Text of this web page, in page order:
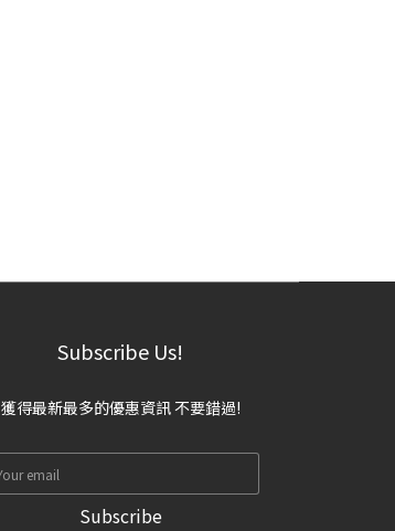
Subscribe Us!
獲得最新最多的優惠資訊 不要錯過!
Subscribe